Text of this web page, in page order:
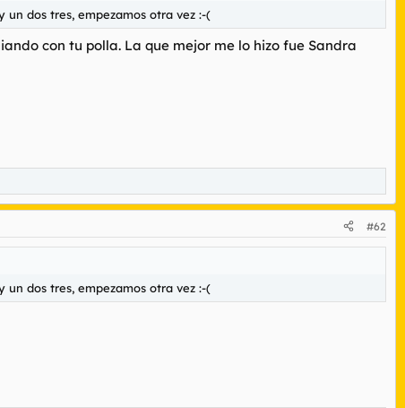
dos tres, empezamos otra vez :-(
con tu polla. La que mejor me lo hizo fue Sandra
#62
dos tres, empezamos otra vez :-(